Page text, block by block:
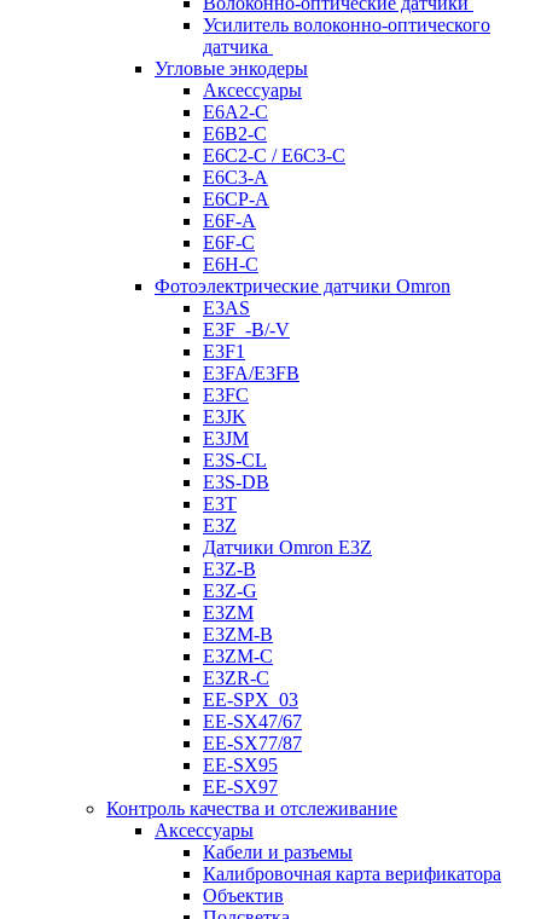
Усилитель волоконно-оптического
датчика
Угловые энкодеры
Аксессуары
E6A2-C
E6B2-C
E6C2-C / E6C3-C
E6C3-A
E6CP-A
E6F-A
E6F-C
E6H-C
Фотоэлектрические датчики Omron
E3AS
E3F_-B/-V
E3F1
E3FA/E3FB
E3FC
E3JK
E3JM
E3S-CL
E3S-DB
E3T
E3Z
Датчики Omron E3Z
E3Z-B
E3Z-G
E3ZM
E3ZM-B
E3ZM-C
E3ZR-C
EE-SPX_03
EE-SX47/67
EE-SX77/87
EE-SX95
EE-SX97
Контроль качества и отслеживание
Аксессуары
Кабели и разъемы
Калибровочная карта верификатора
Объектив